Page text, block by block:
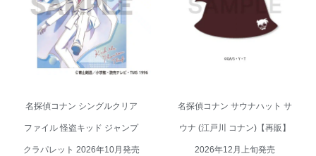
ァイル 怪盗キッド ジャンプ クラ
パレット 2026年10月発売
名探偵コナン シングルクリア
ファイル 怪盗キッド ジャンプ
クラパレット 2026年10月発売
ナ (江戸川 コナン)【再販】 2026
年12月上旬発売
名探偵コナン サウナハット サ
ウナ (江戸川 コナン)【再販】
2026年12月上旬発売